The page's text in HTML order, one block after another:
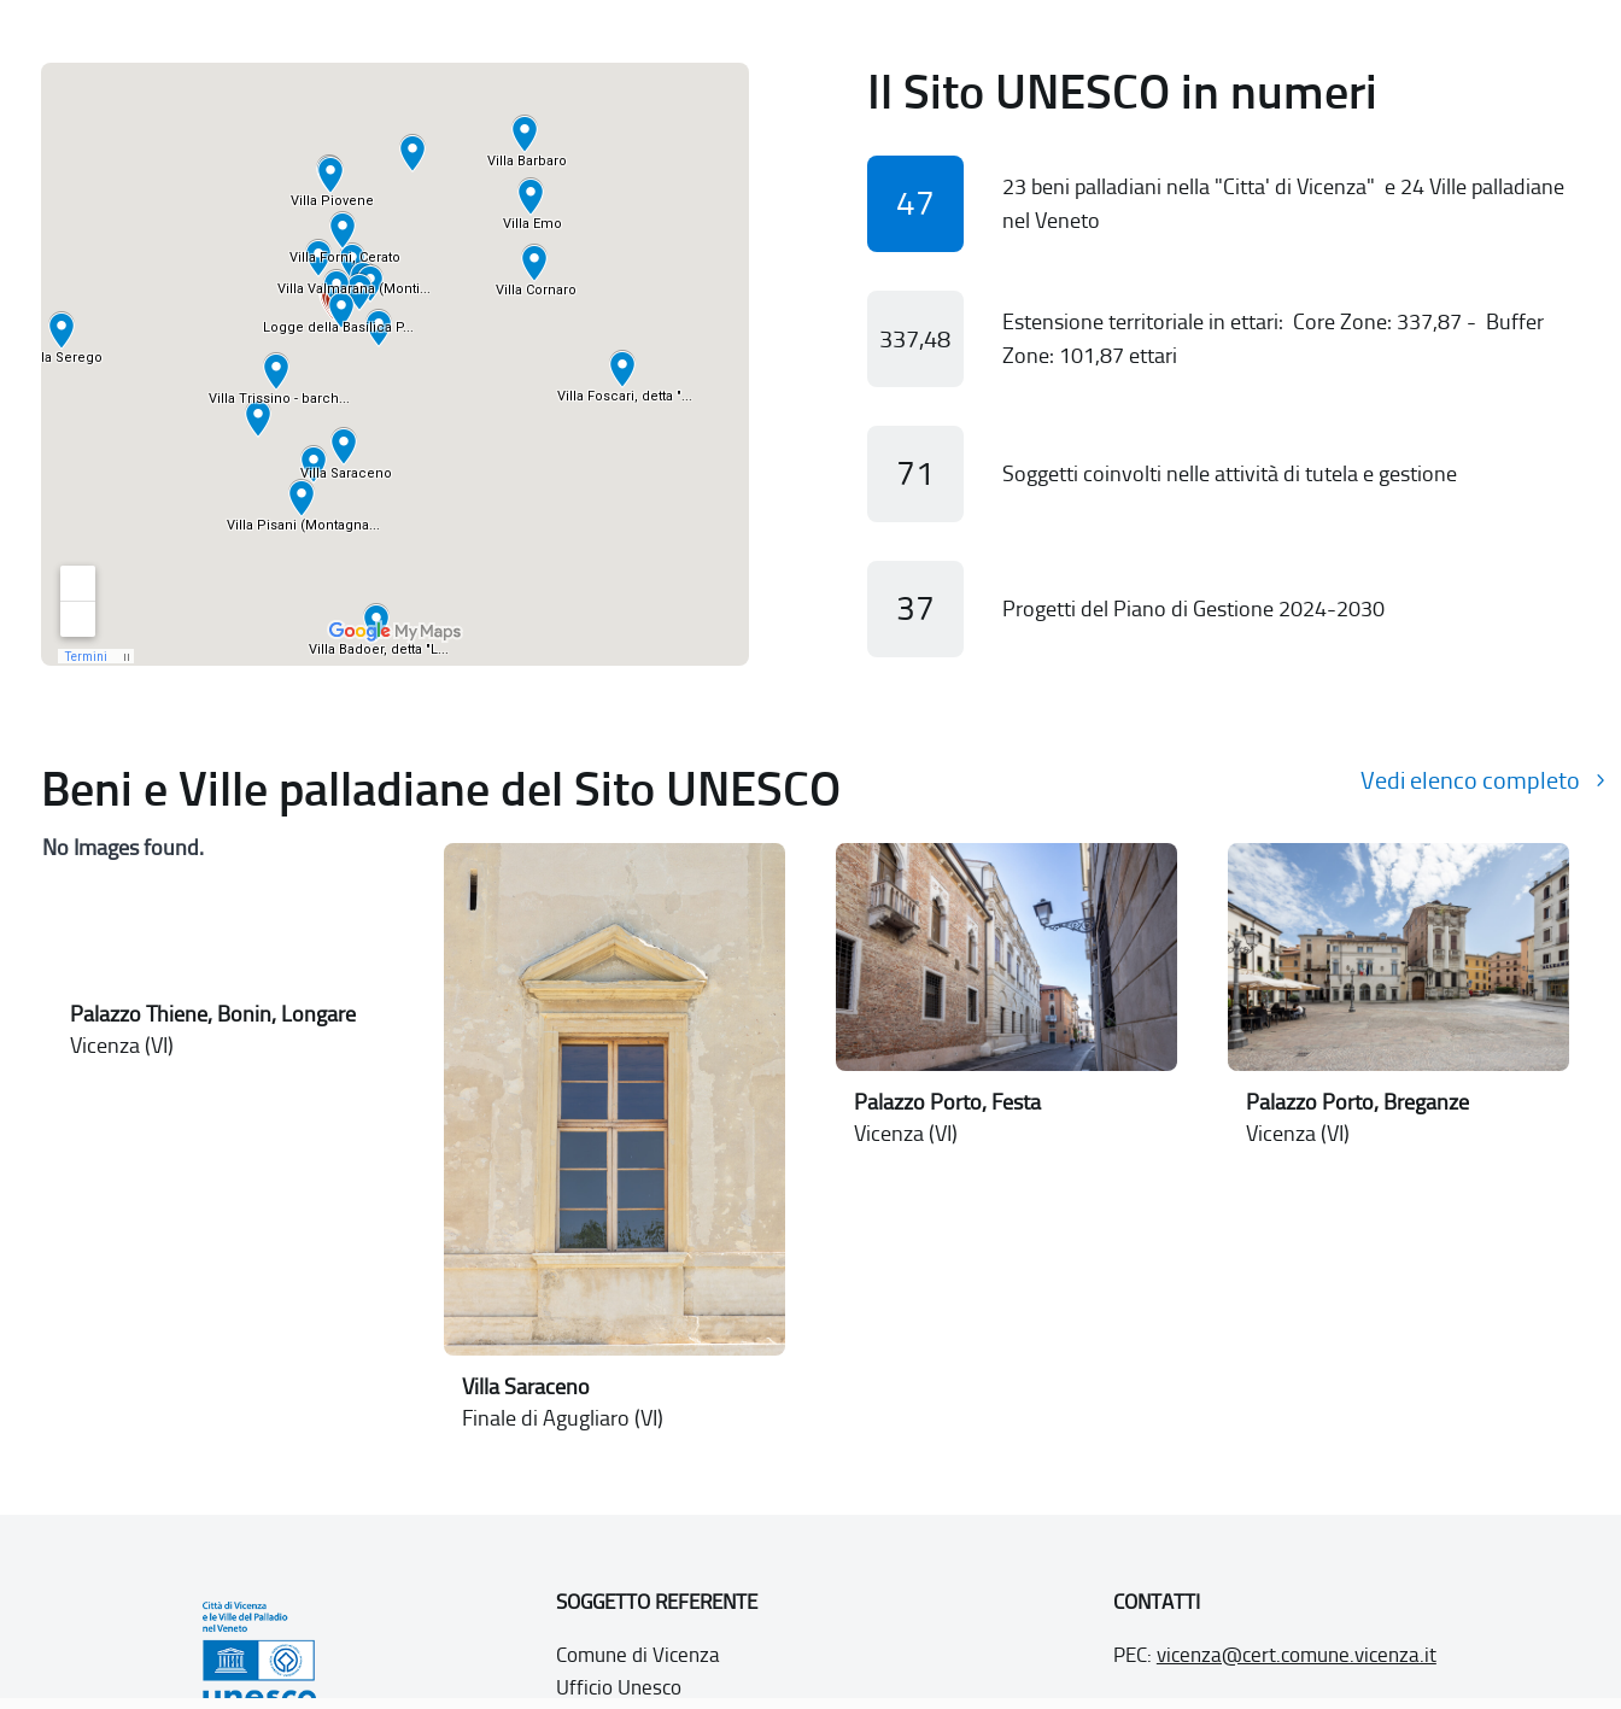
Il Sito UNESCO in numeri
47
23 beni palladiani nella "Citta' di Vicenza" e 24 Ville palladiane
nel Veneto
337,48
Estensione territoriale in ettari: Core Zone: 337,87 - Buffer
Zone: 101,87 ettari
71 Soggetti coinvolti nelle attività di tutela e gestione
37 Progetti del Piano di Gestione 2024-2030
Beni e Ville palladiane del Sito UNESCO Vedi elenco completo
No Images found.
Palazzo Thiene, Bonin, Longare
Vicenza (VI)
Villa Saraceno
Finale di Agugliaro (VI)
Palazzo Porto, Festa
Vicenza (VI)
Palazzo Porto, Breganze
Vicenza (VI)
SOGGETTO REFERENTE
Comune di Vicenza
Ufficio Unesco
CONTATTI
PEC: vicenza@cert.comune.vicenza.it